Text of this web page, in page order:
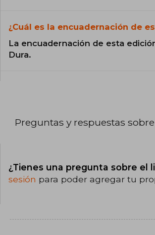
¿Cuál es la encuadernación de
La encuadernación de esta
Dura.
Preguntas y respuestas
¿Tienes una pregunta sobre el
sesión para poder agregar tu